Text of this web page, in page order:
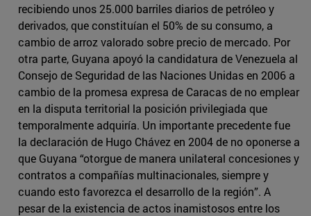
recibiendo unos 25.000 barriles diarios de petróleo y
derivados, que constituían el 50% de su consumo, a
cambio de arroz valorado sobre precio de mercado. Por
otra parte, Guyana apoyó la candidatura de Venezuela al
Consejo de Seguridad de las Naciones Unidas en 2006 a
cambio de la promesa expresa de Caracas de no emplear
en la disputa territorial la posición privilegiada que
temporalmente adquiría. Un importante precedente fue
la declaración de Hugo Chávez en 2004 de no oponerse a
que Guyana “otorgue de manera unilateral concesiones y
contratos a compañías multinacionales, siempre y
cuando esto favorezca el desarrollo de la región”. A
pesar de la existencia de actos inamistosos entre los